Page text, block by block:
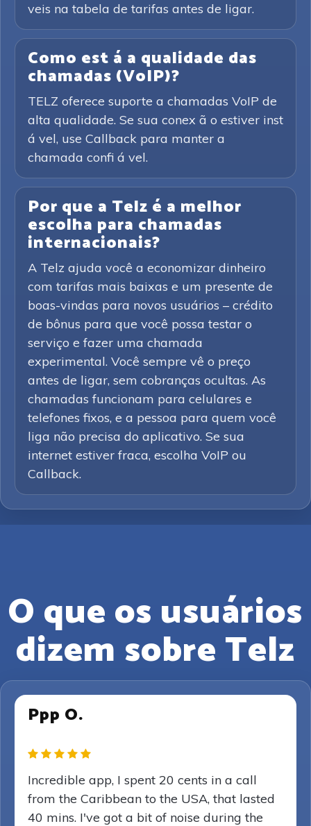
veis na tabela de tarifas antes de ligar.
Como est á a qualidade das
chamadas (VoIP)?
TELZ oferece suporte a chamadas VoIP de
alta qualidade. Se sua conex ã o estiver inst
á vel, use Callback para manter a
chamada confi á vel.
Por que a Telz é a melhor
escolha para chamadas
internacionais?
A Telz ajuda você a economizar dinheiro
com tarifas mais baixas e um presente de
boas-vindas para novos usuários – crédito
de bônus para que você possa testar o
serviço e fazer uma chamada
experimental. Você sempre vê o preço
antes de ligar, sem cobranças ocultas. As
chamadas funcionam para celulares e
telefones fixos, e a pessoa para quem você
liga não precisa do aplicativo. Se sua
internet estiver fraca, escolha VoIP ou
Callback.
O que os usuários
dizem sobre Telz
Ppp O.
Incredible app, I spent 20 cents in a call
from the Caribbean to the USA, that lasted
40 mins. I've got a bit of noise during the